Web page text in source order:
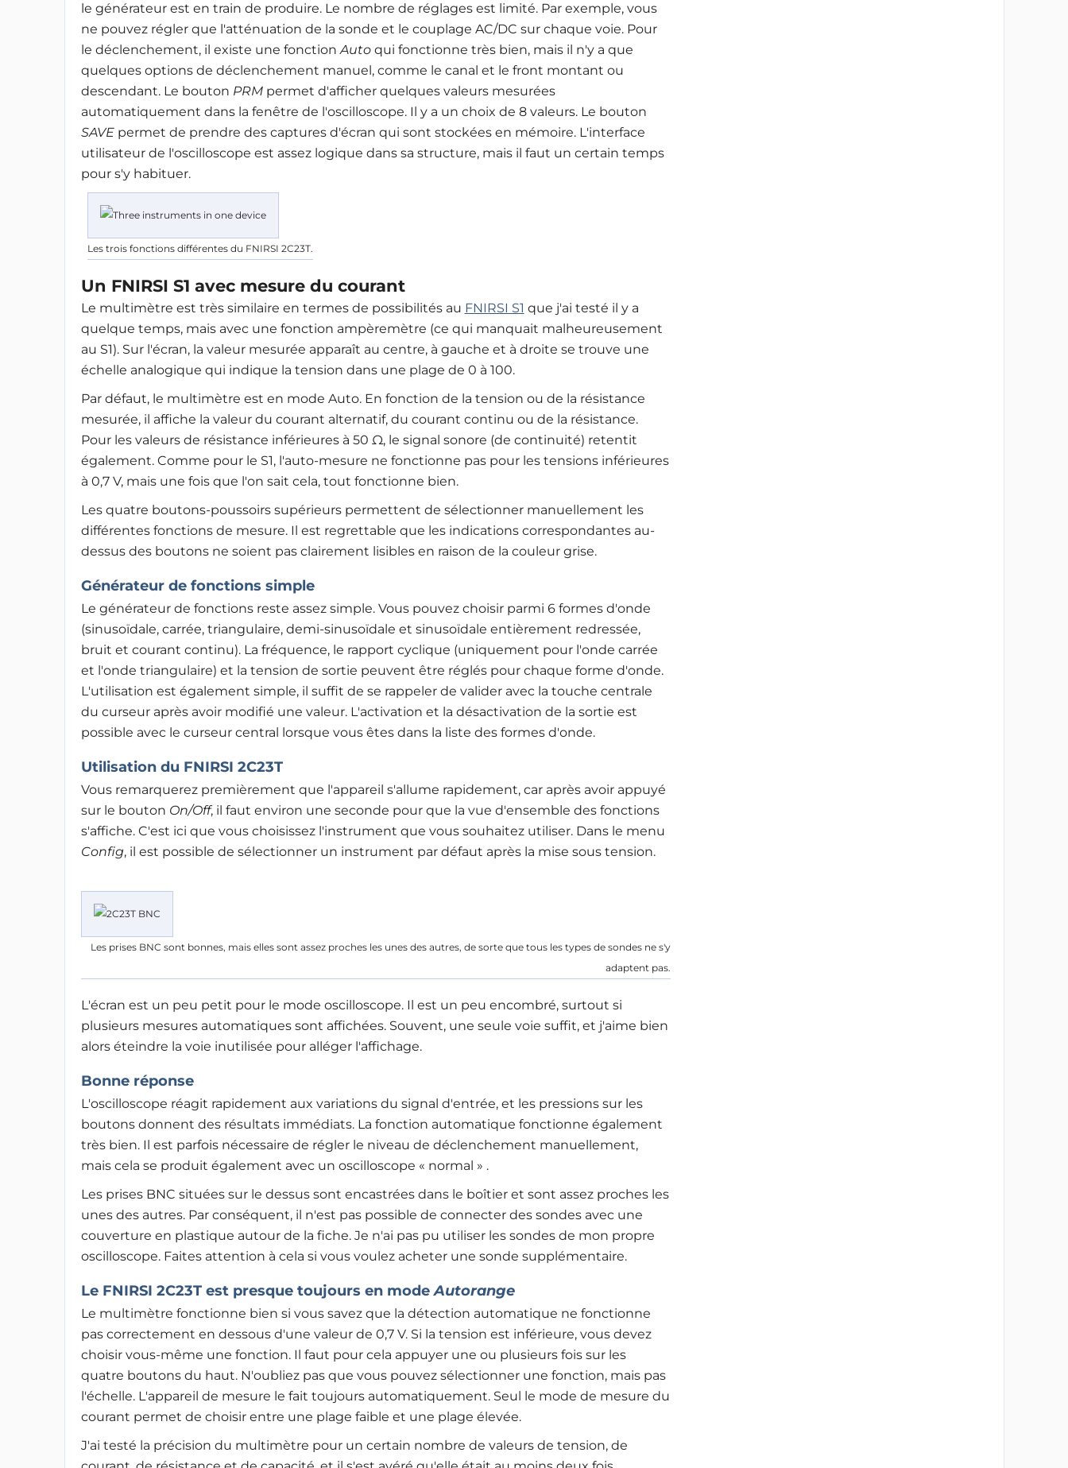
le générateur est en train de produire. Le nombre de réglages est limité. Par exemple, vous
ne pouvez régler que l'atténuation de la sonde et le couplage AC/DC sur chaque voie. Pour
le déclenchement, il existe une fonctionAutoqui fonctionne très bien, mais il n'y a que
quelques options de déclenchement manuel, comme le canal et le front montant ou
descendant. Le bouton PRMpermet d'afficher quelques valeurs mesurées
automatiquement dans la fenêtre de l'oscilloscope. Il y a un choix de 8 valeurs. Le bouton
SAVEpermet de prendre des captures d'écran qui sont stockées en mémoire. L'interface
utilisateur de l'oscilloscope est assez logique dans sa structure, mais il faut un certain temps
pour s'y habituer.
Les trois fonctions différentes du FNIRSI 2C23T.
Un FNIRSI S1 avec mesure du courant
Le multimètre est très similaire en termes de possibilités au FNIRSI S1 que j'ai testé il y a
quelque temps, mais avec une fonction ampèremètre (ce qui manquait malheureusement
au S1). Sur l'écran, la valeur mesurée apparaît au centre, à gauche et à droite se trouve une
échelle analogique qui indique la tension dans une plage de 0 à 100.
Par défaut, le multimètre est en mode Auto. En fonction de la tension ou de la résistance
mesurée, il affiche la valeur du courant alternatif, du courant continu ou de la résistance.
Pour les valeurs de résistance inférieures à 50 Ω, le signal sonore (de continuité) retentit
également. Comme pour le S1, l'auto-mesure ne fonctionne pas pour les tensions inférieures
à 0,7 V, mais une fois que l'on sait cela, tout fonctionne bien.
Les quatre boutons-poussoirs supérieurs permettent de sélectionner manuellement les
différentes fonctions de mesure. Il est regrettable que les indications correspondantes au-
dessus des boutons ne soient pas clairement lisibles en raison de la couleur grise.
Générateur de fonctions simple
Le générateur de fonctions reste assez simple. Vous pouvez choisir parmi 6 formes d'onde
(sinusoïdale, carrée, triangulaire, demi-sinusoïdale et sinusoïdale entièrement redressée,
bruit et courant continu). La fréquence, le rapport cyclique (uniquement pour l'onde carrée
et l'onde triangulaire) et la tension de sortie peuvent être réglés pour chaque forme d'onde.
L'utilisation est également simple, il suffit de se rappeler de valider avec la touche centrale
du curseur après avoir modifié une valeur. L'activation et la désactivation de la sortie est
possible avec le curseur central lorsque vous êtes dans la liste des formes d'onde.
Utilisation du FNIRSI 2C23T
Vous remarquerez premièrement que l'appareil s'allume rapidement, car après avoir appuyé
sur le bouton On/Off, il faut environ une seconde pour que la vue d'ensemble des fonctions
s'affiche. C'est ici que vous choisissez l'instrument que vous souhaitez utiliser. Dans le menu
Config, il est possible de sélectionner un instrument par défaut après la mise sous tension.
Les prises BNC sont bonnes, mais elles sont assez proches les unes des autres, de sorte que tous les types de sondes ne s'y
adaptent pas.
L'écran est un peu petit pour le mode oscilloscope. Il est un peu encombré, surtout si
plusieurs mesures automatiques sont affichées. Souvent, une seule voie suffit, et j'aime bien
alors éteindre la voie inutilisée pour alléger l'affichage.
Bonne réponse
L'oscilloscope réagit rapidement aux variations du signal d'entrée, et les pressions sur les
boutons donnent des résultats immédiats. La fonction automatique fonctionne également
très bien. Il est parfois nécessaire de régler le niveau de déclenchement manuellement,
mais cela se produit également avec un oscilloscope « normal » .
Les prises BNC situées sur le dessus sont encastrées dans le boîtier et sont assez proches les
unes des autres. Par conséquent, il n'est pas possible de connecter des sondes avec une
couverture en plastique autour de la fiche. Je n'ai pas pu utiliser les sondes de mon propre
oscilloscope. Faites attention à cela si vous voulez acheter une sonde supplémentaire.
Le FNIRSI 2C23T est presque toujours en modeAutorange
Le multimètre fonctionne bien si vous savez que la détection automatique ne fonctionne
pas correctement en dessous d'une valeur de 0,7 V. Si la tension est inférieure, vous devez
choisir vous-même une fonction. Il faut pour cela appuyer une ou plusieurs fois sur les
quatre boutons du haut. N'oubliez pas que vous pouvez sélectionner une fonction, mais pas
l'échelle. L'appareil de mesure le fait toujours automatiquement. Seul le mode de mesure du
courant permet de choisir entre une plage faible et une plage élevée.
J'ai testé la précision du multimètre pour un certain nombre de valeurs de tension, de